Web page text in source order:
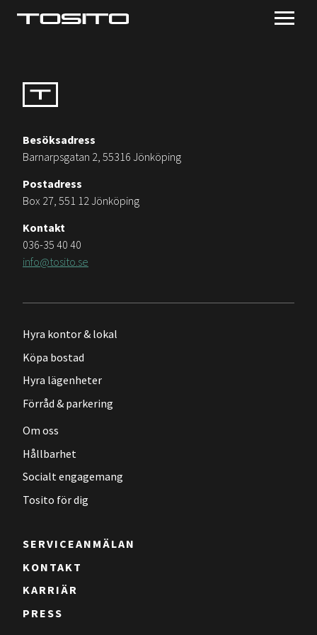
Besöksadress
Barnarpsgatan 2, 55316 Jönköping
Postadress
Box 27, 551 12 Jönköping
Kontakt
036-35 40 40
info@tosito.se
Hyra kontor & lokal
Köpa bostad
Hyra lägenheter
Förråd & parkering
Om oss
Hållbarhet
Socialt engagemang
Tosito för dig
SERVICEANMÄLAN
KONTAKT
KARRIÄR
PRESS